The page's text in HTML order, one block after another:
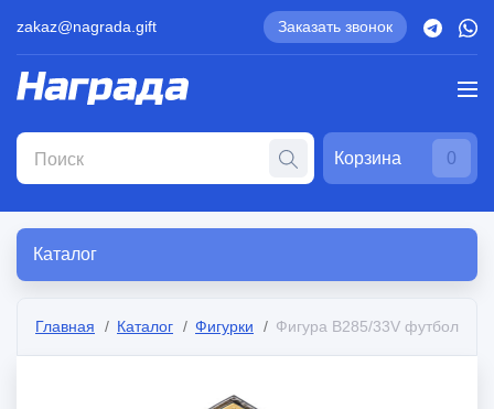
zakaz@nagrada.gift Заказать звонок
Корзина 0
Каталог
Главная Каталог Фигурки Фигура B285/33V футбол